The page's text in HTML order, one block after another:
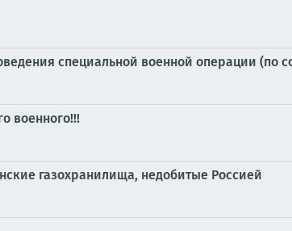
специальной военной операции (по
военного!!!
газохранилища, недобитые Россией